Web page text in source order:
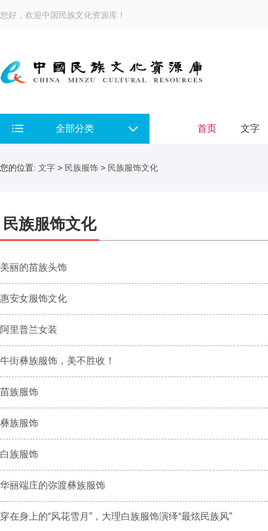
您好，欢迎中国民族文化资源库！
全部分类 首页 文字
您的位置: 文字 > 民族服饰 > 民族服饰文化
民族服饰文化
美丽的苗族头饰
惠安女服饰文化
阿里普兰女装
牛街彝族服饰，美不胜收！
苗族服饰
彝族服饰
白族服饰
华丽端庄的弥渡彝族服饰
穿在身上的“风花雪月”，大理白族服饰演绎“最炫民族风”